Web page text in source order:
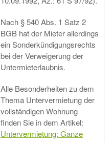
Nach § 540 Abs. 1 Satz 2
BGB hat der Mieter allerdings
ein Sonderkündigungsrechts
bei der Verweigerung der
Untermieterlaubnis.
Alle Besonderheiten zu dem
Thema Untervermietung der
vollständigen Wohnung
finden Sie in dem Artikel:
Untervermietung: Ganze